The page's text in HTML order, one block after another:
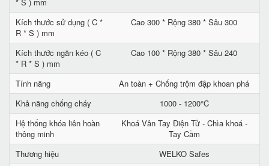
Kích thước sử dụng ( C *
R * S ) mm
Cao 300 * Rộng 380 * Sâu 300
Kích thước ngăn kéo ( C
* R * S ) mm
Cao 100 * Rộng 380 * Sâu 240
Tính năng
An toàn + Chống trộm đập khoan phá
Khả năng chống cháy
1000 - 1200°C
Hệ thống khóa liên hoàn
thông minh
Khoá Vân Tay Điện Tử - Chìa khoá -
Tay Cầm
Thương hiệu
WELKO Safes